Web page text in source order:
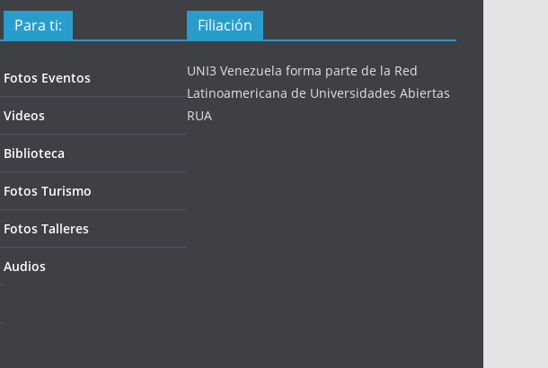
Para ti:
Fotos Eventos
Videos
Biblioteca
Fotos Turismo
Fotos Talleres
Audios
Filiación
UNI3 Venezuela forma parte de la Red
Latinoamericana de Universidades Abiertas
RUA